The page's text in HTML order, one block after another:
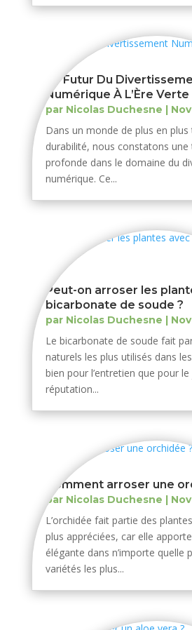
Le Futur Du
Numérique À L’Ère Verte
par Nicolas Duchesne |
Dans un monde de plus en
durabilité, nous constatons
profonde dans le domaine du
numérique. Ce...
Peut-on arroser les
bicarbonate de soude ?
par Nicolas Duchesne |
Le bicarbonate de soude fait
naturels les plus utilisés dans
bien pour l’entretien que pour le
réputation...
Comment arroser une
par Nicolas Duchesne
L’orchidée fait partie des
plus appréciées, car elle
élégante dans n’importe quelle
variétés les plus...